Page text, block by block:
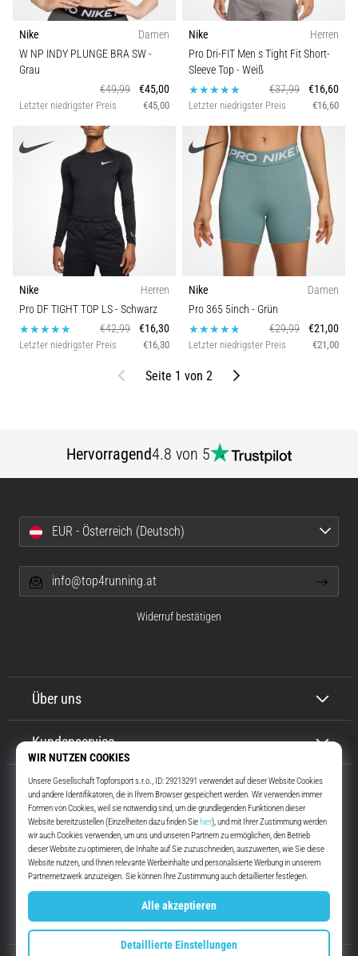
Nike
Damen
W NP INDY PLUNGE BRA SW-
Grau
€49,99
€45,00
Letzter niedrigster Preis €45,00
Nike
Herren
Pro Dri-FIT Men s Tight Fit Short-
Sleeve Top - Weiß
€37,99
€16,60
Letzter niedrigster Preis €16,60
Nike
Herren
Pro DF TIGHT TOP LS- Schwarz
€42,99
€16,30
Letzter niedrigster Preis €16,30
Nike
Damen
Pro 365 5inch - Grün
€29,99
€21,00
Letzter niedrigster Preis €21,00
BisherigeSeite 1 von 2 Weiter
Hervorragend4.8 von 5
Top4Running.at
Seit mehr als 16 Jahren motivieren wir dich, rauszugehen und zu laufen.
Schneller. Mit uns. Jeden Tag.
InstagramYouTube
Über uns
Kundenservice
EUR - Österreich (Deutsch)
info@top4running.at
Widerruf bestätigen